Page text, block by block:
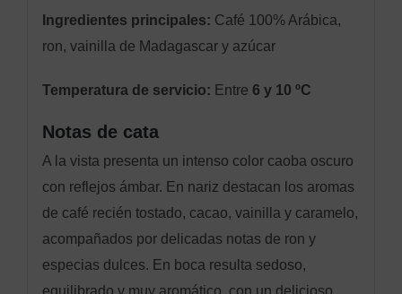
Ingredientes principales: Café 100% Arábica,
ron, vainilla de Madagascar y azúcar
Temperatura de servicio: Entre 6 y 10 ºC
Notas de cata
A la vista presenta un intenso color caoba oscuro
con reflejos ámbar. En nariz destacan los aromas
de café recién tostado, cacao, vainilla y caramelo,
acompañados por delicadas notas de ron y
especias dulces. En boca resulta sedoso,
equilibrado y muy aromático, con un delicioso